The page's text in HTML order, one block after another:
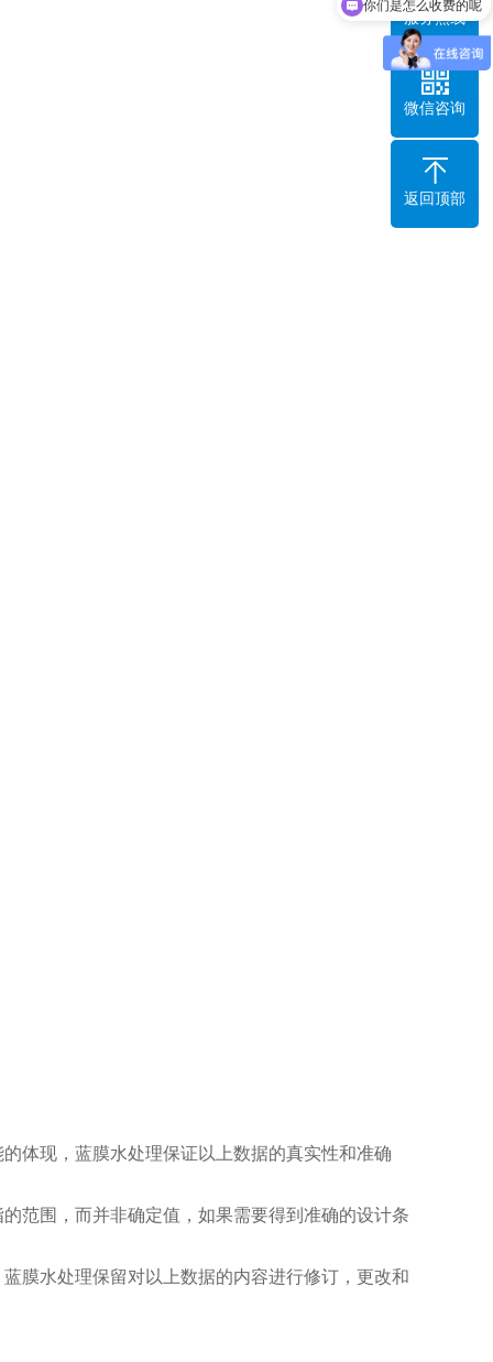
体现，蓝膜水处理保证以上数据的真实性和准确
范围，而并非确定值，如果需要得到准确的设计条
膜水处理保留对以上数据的内容进行修订，更改和
服务热线
微信咨询
返回顶部
你们是怎么收费的呢